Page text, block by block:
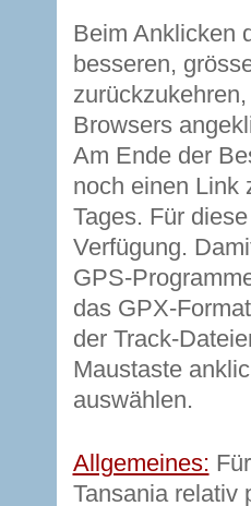
Beim Anklicken
besseren,
Browsers
Am Ende der
noch einen Link
Tages. Für
Verfügung.
GPS-
das GPX-
der Track-
Maustaste
auswählen.
Allgemeines:
Tansania relativ